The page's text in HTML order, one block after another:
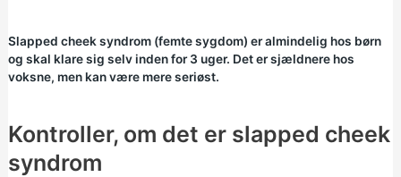
Slapped cheek syndrom (femte sygdom) er almindelig hos børn
og skal klare sig selv inden for 3 uger. Det er sjældnere hos
voksne, men kan være mere seriøst.
Kontroller, om det er slapped cheek
syndrom